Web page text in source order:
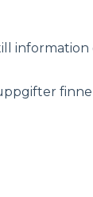
information